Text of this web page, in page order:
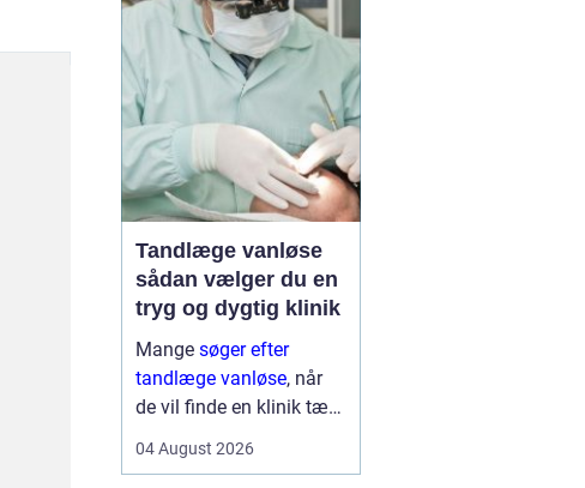
Tandlæge vanløse
sådan vælger du en
tryg og dygtig klinik
Mange søger efter
tandlæge vanløse, når
de vil finde en klinik tæt
fagligt stærk og god til
04 August 2026